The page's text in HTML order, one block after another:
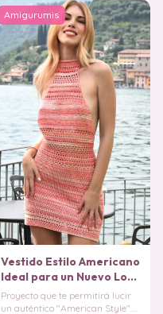
Amigurumis
Vestido Estilo Americano
Ideal para un Nuevo Look
PATRÓN
Proyecto que te permitirá lucir
un auténtico "American Style".